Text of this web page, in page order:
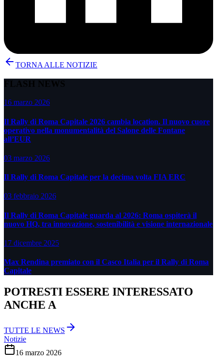
TORNA ALLE NOTIZIE
FLASH NEWS
16 marzo 2026
Il Rally di Roma Capitale 2026 cambia location. Il nuovo cuore
operativo nella monumentalità del Salone delle Fontane
all’EUR
03 marzo 2026
Il Rally di Roma Capitale per la decima volta FIA ERC
03 febbraio 2026
Il Rally di Roma Capitale guarda al 2026: Roma ospiterà il
nuovo HQ, tra innovazione, sostenibilità e visione internazionale
17 dicembre 2025
Max Rendina premiato con il Casco Italia per il Rally di Roma
Capitale
POTRESTI ESSERE INTERESSATO
ANCHE A
TUTTE LE NEWS
Notizie
16 marzo 2026